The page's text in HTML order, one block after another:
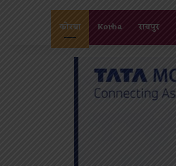
कोरबा Korba रायपुर